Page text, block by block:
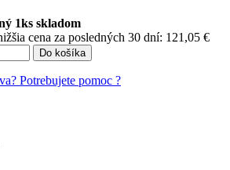
1ks skladom
cena za posledných 30 dní: 121,05 €
Do košíka
Potrebujete pomoc ?